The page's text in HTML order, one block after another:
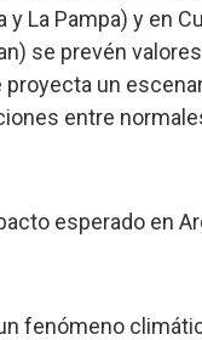
y La Pampa) y en
se prevén
proyecta un
entre
esperado en
fenómeno